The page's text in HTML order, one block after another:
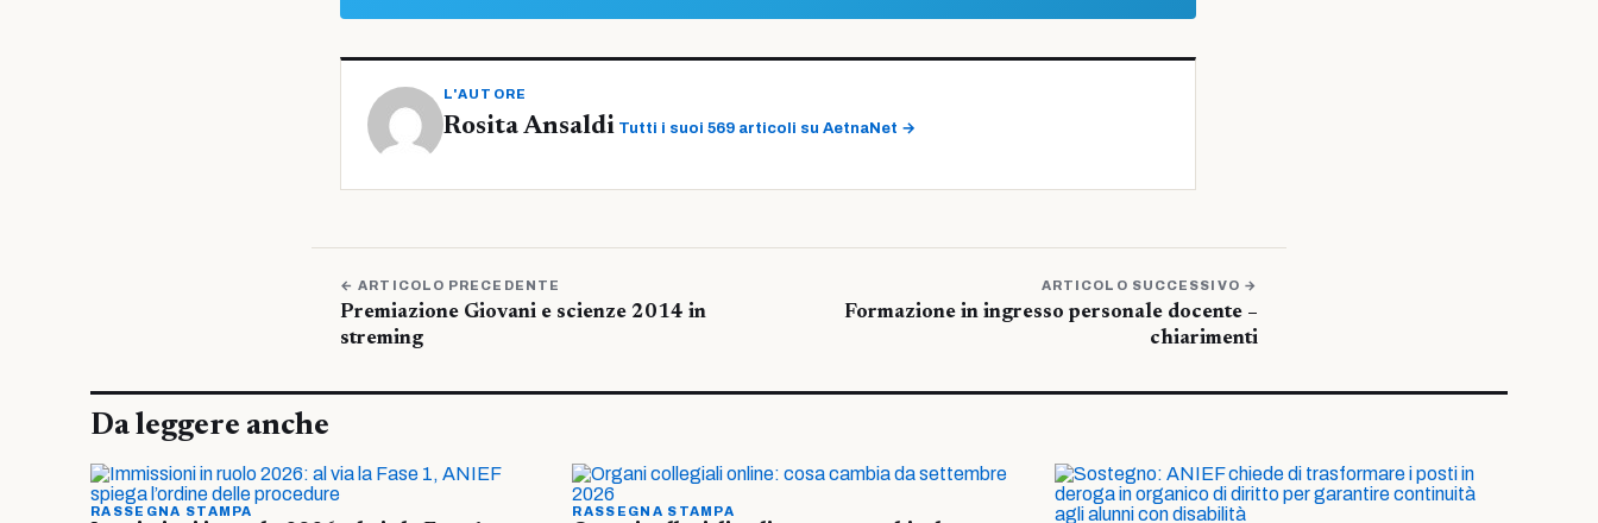
L'AUTORE
Rosita Ansaldi Tutti i suoi 569 articoli su AetnaNet →
← ARTICOLO PRECEDENTE
Premiazione Giovani e scienze 2014 in
streming
ARTICOLO SUCCESSIVO →
Formazione in ingresso personale docente –
chiarimenti
Da leggere anche
RASSEGNA STAMPA RASSEGNA STAMPA